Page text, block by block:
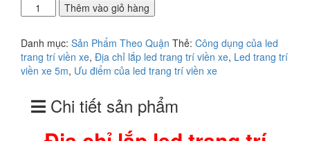
chỉ
led
trang
trí
5m
Thêm vào giỏ hàng
Danh mục: Sản Phẩm Theo Quận Thẻ: Công dụng của led
trang trí viền xe, Địa chỉ lắp led trang trí viền xe, Led trang trí
viền xe 5m, Ưu điểm của led trang trí viền xe
Chi tiết sản phẩm